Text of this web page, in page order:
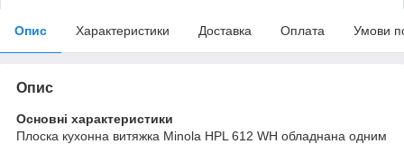
Опис Характеристики Доставка Оплата Умови
Опис
Основні характеристики
Плоска кухонна витяжка Minola HPL 612 WH обладнана одним